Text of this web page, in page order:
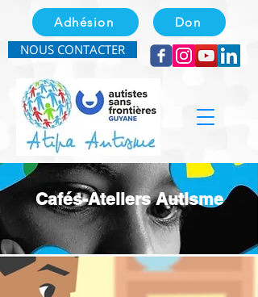
Adhésion Don
NOUS CONTACTER
Cafés-Ateliers Autisme